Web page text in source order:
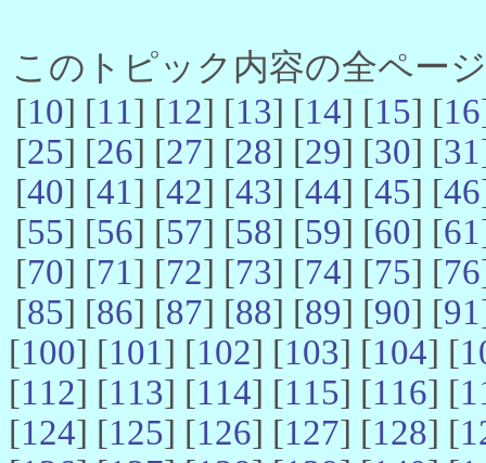
このトピック内容の全ペー
[10] [11] [12] [13] [14] [15] [16
[25] [26] [27] [28] [29] [30] [31
[40] [41] [42] [43] [44] [45] [46
[55] [56] [57] [58] [59] [60] [61
[70] [71] [72] [73] [74] [75] [76
[85] [86] [87] [88] [89] [90] [91
[100] [101] [102] [103] [104] [
[112] [113] [114] [115] [116] [
[124] [125] [126] [127] [128] [